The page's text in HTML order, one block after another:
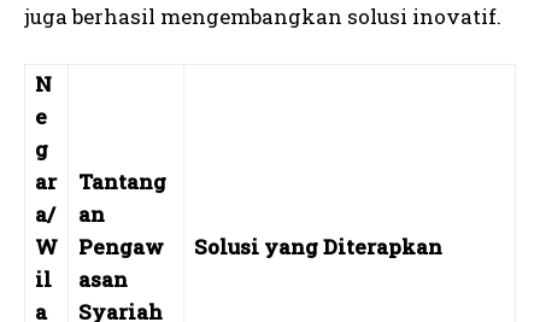
juga berhasil mengembangkan solusi inovatif.
N
e
g
ar
a/
W
il
a
Tantang
an
Pengaw
asan
Syariah
Solusi yang Diterapkan